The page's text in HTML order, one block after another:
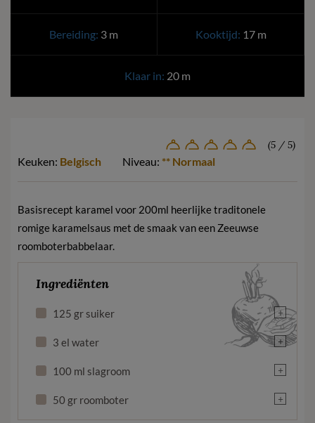
Bereiding: 3 m Kooktijd: 17 m
Klaar in: 20 m
(5 / 5)
Keuken: Belgisch Niveau: ** Normaal
Basisrecept karamel voor 200ml heerlijke traditonele
romige karamelsaus met de smaak van een Zeeuwse
roomboterbabbelaar.
Ingrediënten
+
125 gr suiker
+
3 el water
+
100 ml slagroom
+
50 gr roomboter